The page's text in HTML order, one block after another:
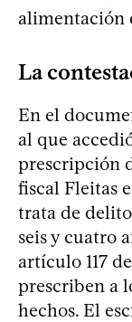
alimentación
La
En el
al que
prescripción
fiscal Fleitas
trata de
seis y cuatro
artículo 117
prescriben a
hechos. El